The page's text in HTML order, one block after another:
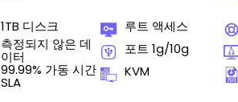
1TB 디스크
측정되지 않은 데
이터
99.99% 가동 시간
SLA
루트 액세스
포트 1g/10g
KVM